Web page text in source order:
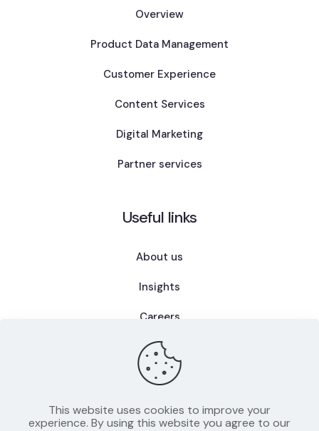
Overview
Product Data Management
Customer Experience
Content Services
Digital Marketing
Partner services
Useful links
About us
Insights
Careers
FAQ
This website uses cookies to improve your
experience. By using this website you agree to our